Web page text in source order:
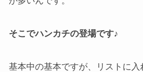
そこでハンカチの登場です♪
基本中の基本ですが、リストに入